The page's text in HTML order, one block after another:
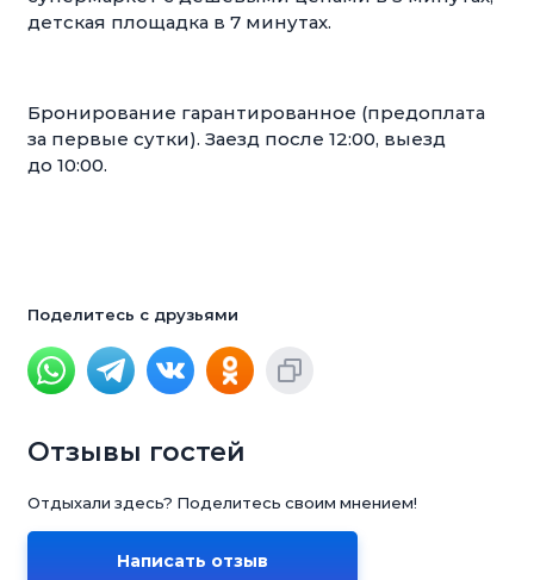
детская площадка в 7 минутах.
Бронирование гарантированное (предоплата
за первые сутки). Заезд после 12:00, выезд
до 10:00.
Поделитесь с друзьями
Отзывы гостей
Отдыхали здесь? Поделитесь своим мнением!
Написать отзыв